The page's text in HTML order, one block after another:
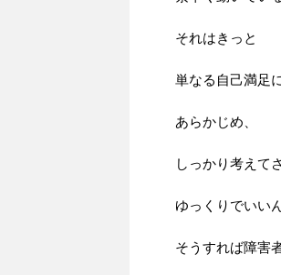
それはきっと
単なる自己満足
あらかじめ、
しっかり考えて
ゆっくりでいい
そうすれば障害